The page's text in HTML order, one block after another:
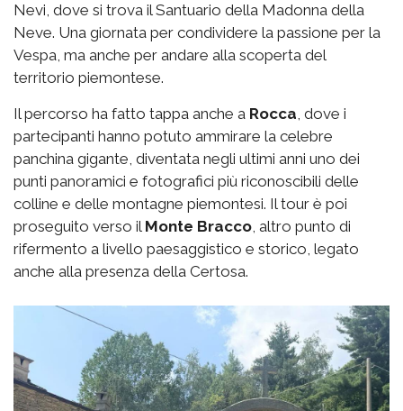
Nevi, dove si trova il Santuario della Madonna della
Neve. Una giornata per condividere la passione per la
Vespa, ma anche per andare alla scoperta del
territorio piemontese.
Il percorso ha fatto tappa anche a Rocca, dove i
partecipanti hanno potuto ammirare la celebre
panchina gigante, diventata negli ultimi anni uno dei
punti panoramici e fotografici più riconoscibili delle
colline e delle montagne piemontesi. Il tour è poi
proseguito verso il Monte Bracco, altro punto di
rifermento a livello paesaggistico e storico, legato
anche alla presenza della Certosa.